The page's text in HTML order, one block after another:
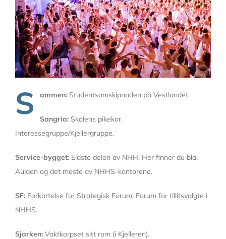
S ammen: Studentsamskipnaden på Vestlandet.
Sangria: Skolens pikekor.
Interessegruppe/Kjellergruppe.
Service-bygget: Eldste delen av NHH. Her finner du bla.
Aulaen og det meste av NHHS-kontorene.
SF: Forkortelse for Strategisk Forum. Forum for tillitsvalgte i
NHHS.
Sjarken: Vaktkorpset sitt rom (i Kjelleren).